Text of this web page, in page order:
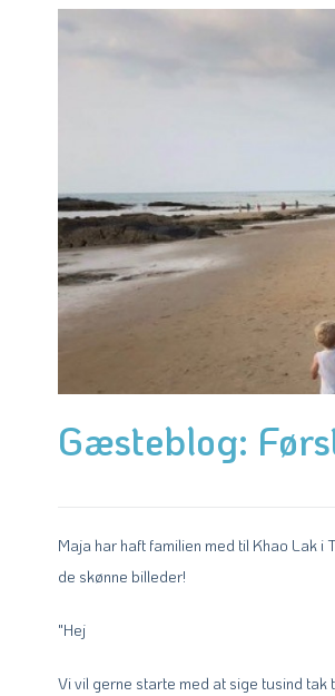
Gæsteblog:
Maja har haft familien med til Khao Lak
de skønne billeder!
"Hej
Vi vil gerne starte med at sige tusind